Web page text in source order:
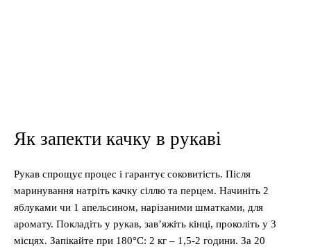
Як запекти качку в рукаві
Рукав спрощує процес і гарантує соковитість. Після
маринування натріть качку сіллю та перцем. Начиніть 2
яблуками чи 1 апельсином, нарізаними шматками, для
аромату. Покладіть у рукав, зав’яжіть кінці, проколіть у 3
місцях. Запікайте при 180°C: 2 кг – 1,5-2 години. За 20